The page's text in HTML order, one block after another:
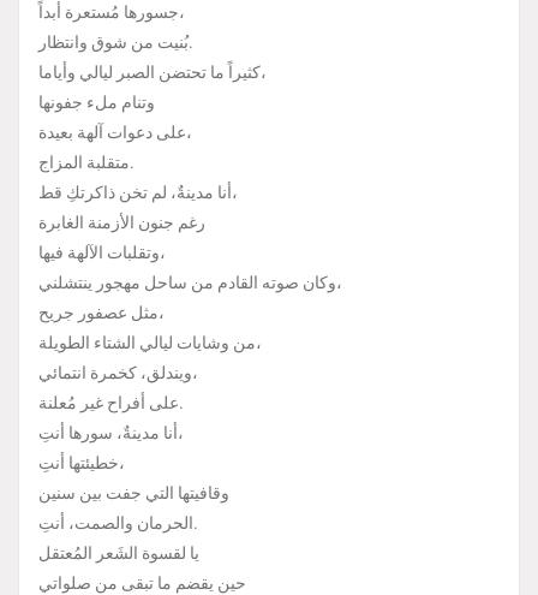
جسورها مُستعرة أبداً،
بُنيت من شوق وانتظار.
كثيراً ما تحتضن الصبر ليالي وأياما،
وتنام ملء جفونها
على دعوات آلهة بعيدة،
متقلبة المزاج.
أنا مدينةٌ، لم تخن ذاكرتكِ قط،
رغم جنون الأزمنة الغابرة
وتقلبات الآلهة فيها،
وكان صوته القادم من ساحل مهجور ينتشلني،
مثل عصفور جريح،
من وشايات ليالي الشتاء الطويلة،
ويندلق، كخمرة انتمائي،
على أفراح غير مُعلنة.
أنا مدينةٌ، سورها أنتِ،
خطيئتها أنتِ،
وقافيتها التي جفت بين سنين
الحرمان والصمت، أنتِ.
يا لقسوة الشَعر المُعتقل
حين يقضم ما تبقى من صلواتي